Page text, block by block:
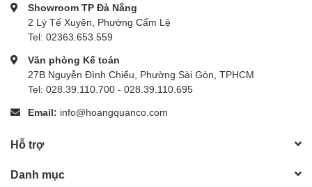
Showroom TP Đà Nẵng
2 Lý Tế Xuyên, Phường Cẩm Lệ
Tel: 02363.653.559
Văn phòng Kế toán
27B Nguyễn Đình Chiểu, Phường Sài Gòn, TPHCM
Tel: 028.39.110.700 - 028.39.110.695
Email: info@hoangquanco.com
Hỗ trợ
Danh mục